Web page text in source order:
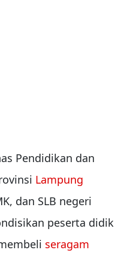
Pendidikan dan
Lampung
dan SLB negeri
peserta didik
seragam